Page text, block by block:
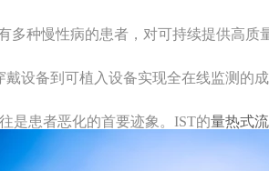
多种慢性病的患者，对可持续提供高
设备到可植入设备实现全在线监测的
是患者恶化的首要迹象。 IST的量热式